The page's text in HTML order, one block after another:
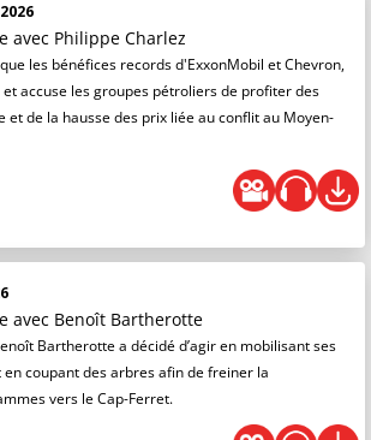
avec Philippe Charlez
les bénéfices records d'ExxonMobil et Chevron,
accuse les groupes pétroliers de profiter des
et de la hausse des prix liée au conflit au Moyen-
avec Benoît Bartherotte
Bartherotte a décidé d’agir en mobilisant ses
coupant des arbres afin de freiner la
vers le Cap-Ferret.